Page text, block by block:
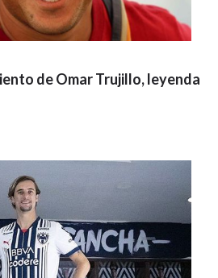
de Omar Trujillo, leyenda